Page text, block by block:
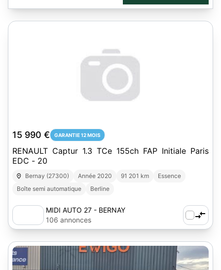
15 990 € GARANTIE 12 MOIS
RENAULT Captur 1.3 TCe 155ch FAP Initiale Paris
EDC - 20
Bernay (27300) Année 2020 91 201 km
Essence
Boîte semi automatique
Berline
MIDI AUTO 27 - BERNAY
106 annonces